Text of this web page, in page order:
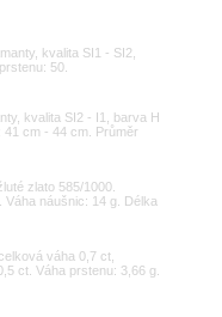
kvalita SI1 - SI2,
50.
kvalita SI2 - I1, barva H
cm - 44 cm. Průměr
zlato 585/1000.
náušnic: 14 g. Délka
váha 0,7 ct,
ct. Váha prstenu: 3,66 g.